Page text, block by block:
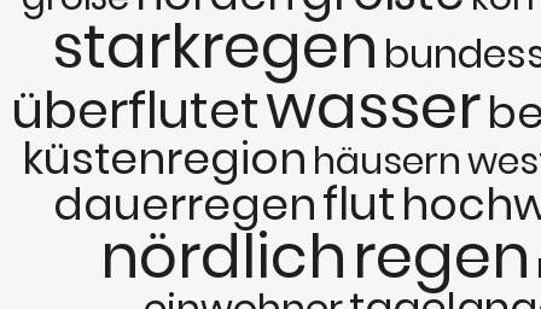
starkregen
überflutetwasser
küstenregion häusern
dauerregenflut
nördlichregen